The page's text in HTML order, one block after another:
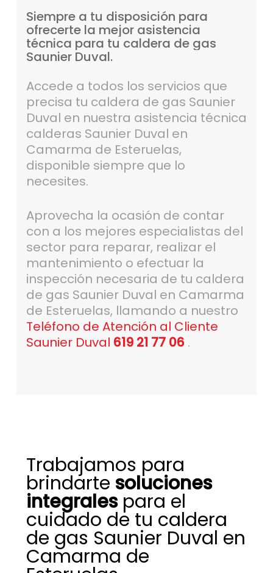
Siempre a tu disposición para
ofrecerte la mejor asistencia
técnica para tu caldera de gas
Saunier Duval.
Accede a todos los servicios que
precisa tu caldera de gas Saunier
Duval en nuestra asistencia técnica
calderas Saunier Duval en
Camarma de Esteruelas,
disponible siempre que lo
necesites.
Aprovecha la ocasión de contar
con a los mejores especialistas del
sector para reparar, realizar el
mantenimiento o efectuar la
inspección necesaria de tu caldera
de gas Saunier Duval en Camarma
de Esteruelas, llamando a nuestro
Teléfono de Atención al Cliente
Saunier Duval 619 21 77 06 .
Trabajamos para
brindarte soluciones
integralespara el
cuidado de tu caldera
de gas Saunier Duval en
Camarma de